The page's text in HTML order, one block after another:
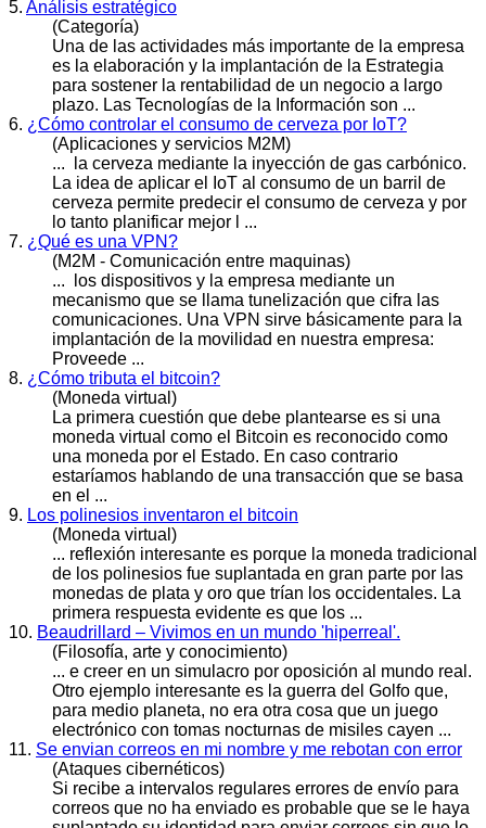
5. Análisis estratégico
(Categoría)
Una de las actividades más importante de la empresa
es la elaboración y la implantación de la Estrategia
para sostener la rentabilidad de un negocio a largo
plazo. Las Tecnologías de la Información son ...
6. ¿Cómo controlar el consumo de cerveza por IoT?
(Aplicaciones y servicios M2M)
... la cerveza mediante la inyección de gas carbónico.
La idea de aplicar el IoT al consumo de un barril de
cerveza permite predecir el consumo de cerveza y por
lo tanto planificar mejor l ...
7. ¿Qué es una VPN?
(M2M - Comunicación entre maquinas)
... los dispositivos y la empresa mediante un
mecanismo que se llama tunelización que cifra las
comunicaciones. Una VPN sirve básicamente para la
implantación de la movilidad en nuestra empresa:
Proveede ...
8. ¿Cómo tributa el bitcoin?
(Moneda virtual)
La primera cuestión que debe plantearse es si una
moneda virtual como el Bitcoin es reconocido como
una moneda por el Estado. En caso contrario
estaríamos hablando de una transacción que se basa
en el ...
9. Los polinesios inventaron el bitcoin
(Moneda virtual)
... reflexión interesante es porque la moneda tradicional
de los polinesios fue suplantada en gran parte por las
monedas de plata y oro que trían los occidentales. La
primera respuesta evidente es que los ...
10. Beaudrillard – Vivimos en un mundo 'hiperreal'.
(Filosofía, arte y conocimiento)
... e creer en un simulacro por oposición al mundo real.
Otro ejemplo interesante es la guerra del Golfo que,
para medio planeta, no era otra cosa que un juego
electrónico con tomas nocturnas de misiles cayen ...
11. Se envian correos en mi nombre y me rebotan con error
(Ataques cibernéticos)
Si recibe a intervalos regulares errores de envío para
correos que no ha enviado es probable que se le haya